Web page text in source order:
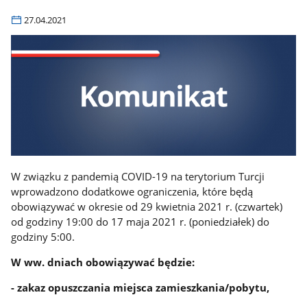
27.04.2021
W związku z pandemią COVID-19 na terytorium Turcji
wprowadzono dodatkowe ograniczenia, które będą
obowiązywać w okresie od 29 kwietnia 2021 r. (czwartek)
od godziny 19:00 do 17 maja 2021 r. (poniedziałek) do
godziny 5:00.
W ww. dniach obowiązywać będzie:
- zakaz opuszczania miejsca zamieszkania/pobytu,